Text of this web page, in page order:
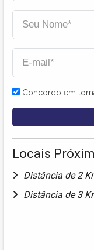
Concordo em
Locais
Distância de 2
Distância de 3